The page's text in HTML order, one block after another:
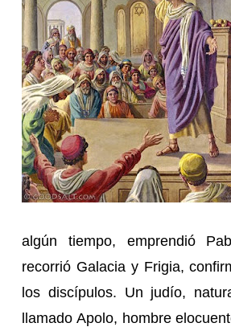
algún tiempo, emprendió
recorrió Galacia y Frigia,
los discípulos. Un judío,
llamado Apolo, hombre